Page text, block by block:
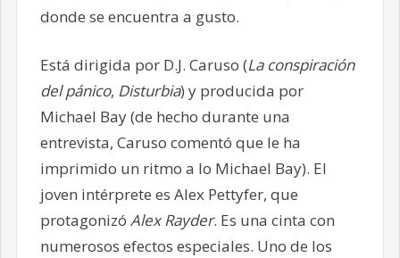
donde se encuentra a gusto.
Está dirigida por D.J. Caruso (La conspiración
del pánico, Disturbia) y producida por
Michael Bay (de hecho durante una
entrevista, Caruso comentó que le ha
imprimido un ritmo a lo Michael Bay). El
joven intérprete es Alex Pettyfer, que
protagonizó Alex Rayder. Es una cinta con
numerosos efectos especiales. Uno de los